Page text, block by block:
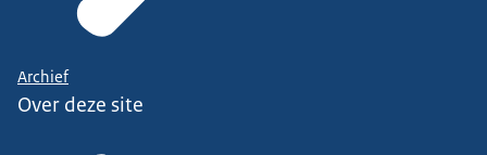
Archief
Over deze site